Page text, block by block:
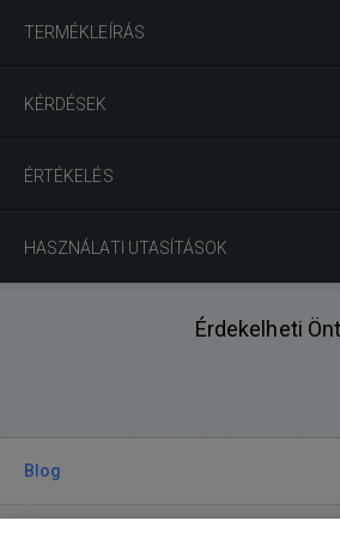
TERMÉKLEÍRÁS
KÉRDÉSEK
ÉRTÉKELÉS
HASZNÁLATI UTASÍTÁSOK
Érdekelheti Önt
Blog